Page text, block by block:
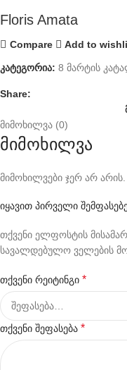
Floris Amata
Compare Add to
კატეგორია: 8 მარტის
Share:
მიმოხილვა (0)
მიმოხილვა
მიმოხილვები ჯერ არ არის.
იყავით პირველი
თქვენი ელფოსტის
სავალდებულო ველების
თქვენი რეიტინგი *
თქვენი შეფასება *